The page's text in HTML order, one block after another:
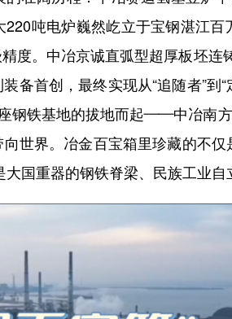
吨电炉巍然屹立于宝钢湛江百
度。中冶京诚直弧型超厚板坯连
备首创，最终实现从“追随者”到
钢铁基地的拔地而起——中冶南
世界。冶金百宝箱里珍藏的不仅
国重器的钢铁脊梁、民族工业自